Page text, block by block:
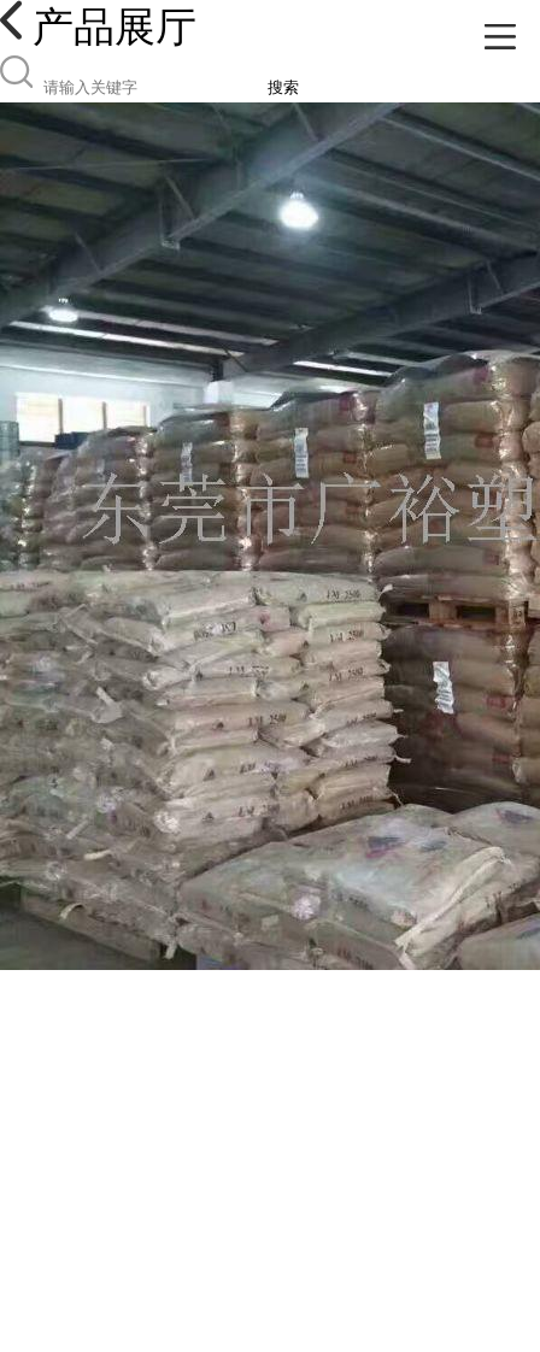
产品展厅
搜索